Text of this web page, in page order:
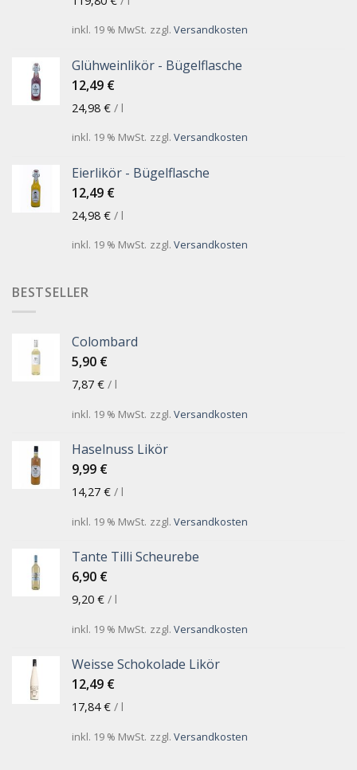
inkl. 19 % MwSt. zzgl. Versandkosten
Glühweinlikör - Bügelflasche
12,49 €
24,98 € / l
inkl. 19 % MwSt. zzgl. Versandkosten
Eierlikör - Bügelflasche
12,49 €
24,98 € / l
inkl. 19 % MwSt. zzgl. Versandkosten
BESTSELLER
Colombard
5,90 €
7,87 € / l
inkl. 19 % MwSt. zzgl. Versandkosten
Haselnuss Likör
9,99 €
14,27 € / l
inkl. 19 % MwSt. zzgl. Versandkosten
Tante Tilli Scheurebe
6,90 €
9,20 € / l
inkl. 19 % MwSt. zzgl. Versandkosten
Weisse Schokolade Likör
12,49 €
17,84€ / l
inkl. 19 % MwSt. zzgl. Versandkosten